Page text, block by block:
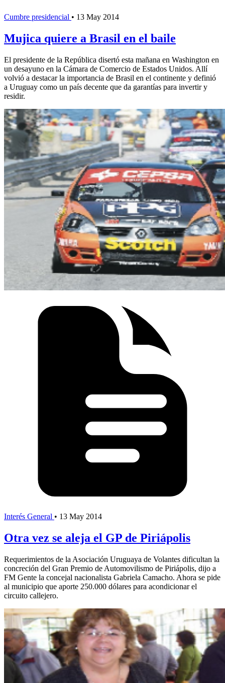
Cumbre presidencial • 13 May 2014
Mujica quiere a Brasil en el baile
El presidente de la República disertó esta mañana en Washington en
un desayuno en la Cámara de Comercio de Estados Unidos. Allí
volvió a destacar la importancia de Brasil en el continente y definió
a Uruguay como un país decente que da garantías para invertir y
residir.
Interés General • 13 May 2014
Otra vez se aleja el GP de Piriápolis
Requerimientos de la Asociación Uruguaya de Volantes dificultan la
concreción del Gran Premio de Automovilismo de Piriápolis, dijo a
FM Gente la concejal nacionalista Gabriela Camacho. Ahora se pide
al municipio que aporte 250.000 dólares para acondicionar el
circuito callejero.